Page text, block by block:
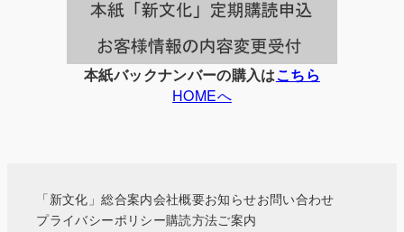
本紙バックナンバーの購入はこちら
HOMEへ
「新文化」総合案内会社概要お知らせお問い合わせ
プライバシーポリシー購読方法ご案内